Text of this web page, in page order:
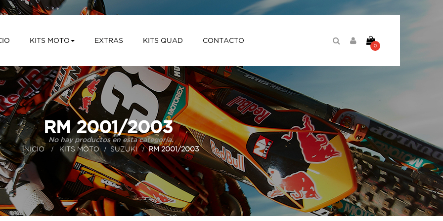
KITS MOTO EXTRAS KITS QUAD CONTACTO
0
INICIO > KITS MOTO > SUZUKI >RM 2001/2003
RM 2001/2003
No hay productos en esta categoría.